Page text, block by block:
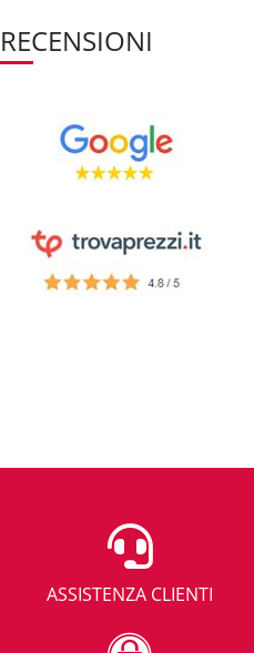
ASSISTENZA CLIENTI